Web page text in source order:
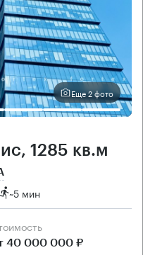
Еще 2 фото
1285 кв.м
~5 мин
40 000 000 ₽